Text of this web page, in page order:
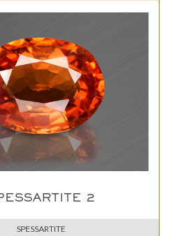
2
SPESSARTITE